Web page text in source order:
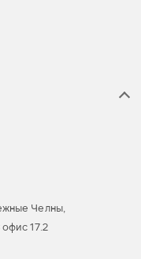
Челны,
17.2